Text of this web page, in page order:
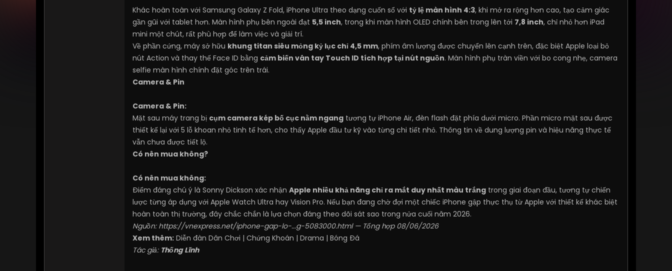
Khác hoàn toàn với Samsung Galaxy Z Fold, iPhone Ultra theo dạng cuốn sổ với tỷ lệ màn hình 4:3, khi mở ra rộng hơn cao, tạo cảm giác
gần gũi với tablet hơn. Màn hình phụ bên ngoài đạt 5,5 inch, trong khi màn hình OLED chính bên trong lên tới 7,8 inch, chỉ nhỏ hơn iPad
mini một chút, rất phù hợp để làm việc và giải trí.
Về phần cứng, máy sở hữu khung titan siêu mỏng kỷ lục chỉ 4,5 mm, phím âm lượng được chuyển lên cạnh trên, đặc biệt Apple loại bỏ
nút Action và thay thế Face ID bằng cảm biến vân tay Touch ID tích hợp tại nút nguồn. Màn hình phụ tràn viền với bo cong nhẹ, camera
selfie màn hình chính đặt góc trên trái.
Camera & Pin
Camera & Pin:
Mặt sau máy trang bị cụm camera kép bố cục nằm ngang tương tự iPhone Air, đèn flash đặt phía dưới micro. Phần micro mặt sau được
thiết kế lại với 5 lỗ khoan nhỏ tinh tế hơn, cho thấy Apple đầu tư kỹ vào từng chi tiết nhỏ. Thông tin về dung lượng pin và hiệu năng thực tế
vẫn chưa được tiết lộ.
Có nên mua không?
Có nên mua không:
Điểm đáng chú ý là Sonny Dickson xác nhận Apple nhiều khả năng chỉ ra mắt duy nhất màu trắng trong giai đoạn đầu, tương tự chiến
lược từng áp dụng với Apple Watch Ultra hay Vision Pro. Nếu bạn đang chờ đợi một chiếc iPhone gập thực thụ từ Apple với thiết kế khác biệt
hoàn toàn thị trường, đây chắc chắn là lựa chọn đáng theo dõi sát sao trong nửa cuối năm 2026.
Nguồn: https://vnexpress.net/iphone-gap-lo-...g-5083000.html— Tổng hợp 08/06/2026
Xem thêm: Diễn đàn Dân Chơi | Chứng Khoán | Drama | Bóng Đá
Tác giả: Thống Lĩnh